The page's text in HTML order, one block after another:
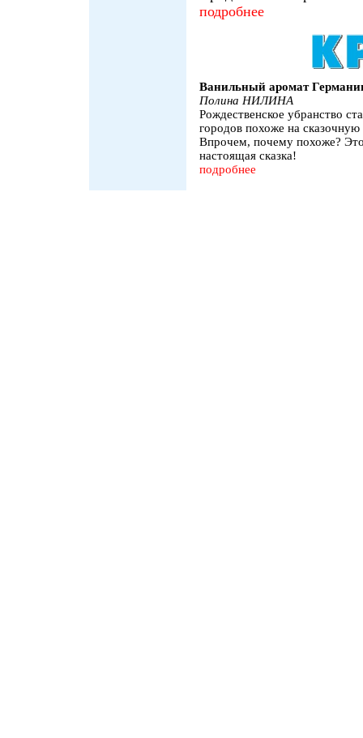
подробнее
Ванильный аромат
Полина НИЛИНА
Рождественское убранство
городов похоже на
Впрочем, почему похоже?
настоящая сказка!
подробнее